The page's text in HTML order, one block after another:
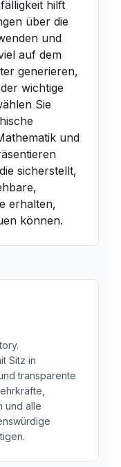
hilft
über die
und
auf dem
generieren,
wichtige
Sie
und
sicherstellt,
erhalten,
können.
Sitz in
transparente
und alle